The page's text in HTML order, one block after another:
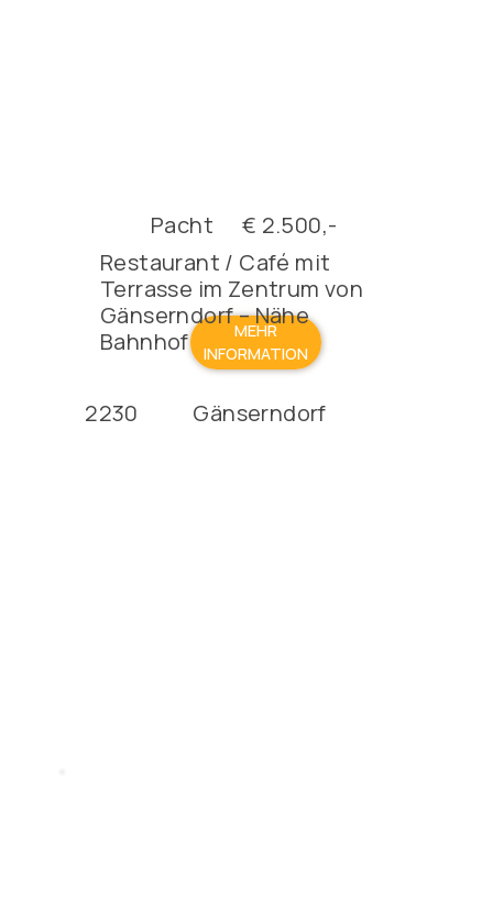
Pacht € 2.500,-
MEHR
INFORMATION
Restaurant / Café mit
Terrasse im Zentrum von
Gänserndorf – Nähe
Bahnhof
2230 Gänserndorf